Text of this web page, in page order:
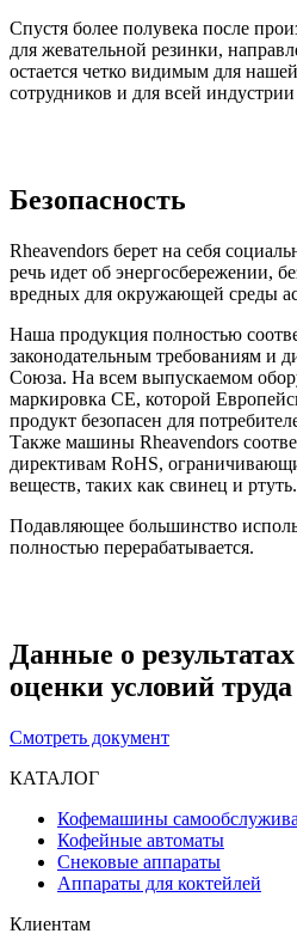
Спустя более полувека после
для жевательной резинки,
остается четко видимым для
сотрудников и для всей
Безопасность
Rheavendors берет на себя
речь идет об энергосбережении,
вредных для окружающей среды
Наша продукция полностью
законодательным требованиям и
Союза. На всем выпускаемом
маркировка CE, которой
продукт безопасен для
Также машины Rheavendors
директивам RoHS,
веществ, таких как свинец и ртуть.
Подавляющее большинство
полностью перерабатывается.
Данные о
оценки условий труда
Смотреть документ
КАТАЛОГ
Кофемашины
Кофейные автоматы
Снековые аппараты
Аппараты для коктейлей
Клиентам